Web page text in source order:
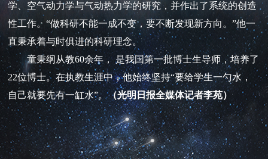
学、空气动力学与气动热力学的研究，并作出了系统的创造
性工作。“做科研不能一成不变，要不断发现新方向。”他一
直秉承着与时俱进的科研理念。
童秉纲从教60余年， 是我国第一批博士生导师，培养了
22位博士。在执教生涯中，他始终坚持“要给学生一勺水，
自己就要先有一缸水”。（光明日报全媒体记者李苑）